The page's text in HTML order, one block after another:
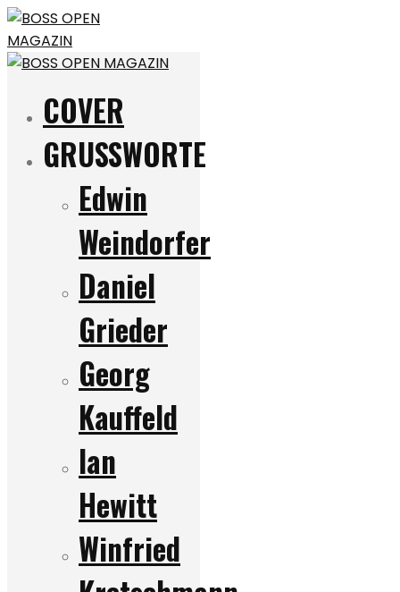
COVER
GRUSSWORTE
Edwin
Weindorfer
Daniel
Grieder
Georg
Kauffeld
Ian
Hewitt
Winfried